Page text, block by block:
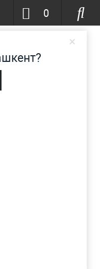
×
0